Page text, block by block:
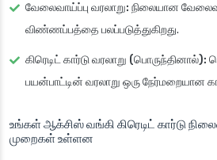
வேலைவாய்ப்பு வரலாறு: நிலையான
விண்ணப்பத்தை பலப்படுத்துகிறது.
கிரெடிட் கார்டு வரலாறு (பொருந்தினால்):
பயன்பாட்டின் வரலாறு ஒரு நேர்மறையான
உங்கள் ஆக்சிஸ் வங்கி கிரெடிட் கார்டு
முறைகள் உள்ளன